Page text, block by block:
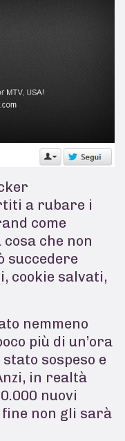
a rubare i
come
cosa che non
succedere
cookie salvati,
nemmeno
più di un’ora
sospeso e
in realtà
nuovi
non gli sarà